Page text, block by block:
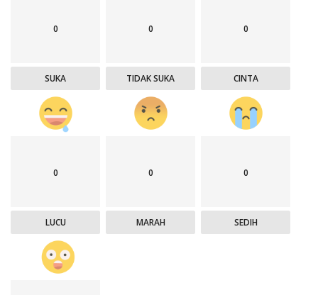
0
SUKA
0
TIDAK SUKA
0
CINTA
0
LUCU
0
MARAH
0
SEDIH